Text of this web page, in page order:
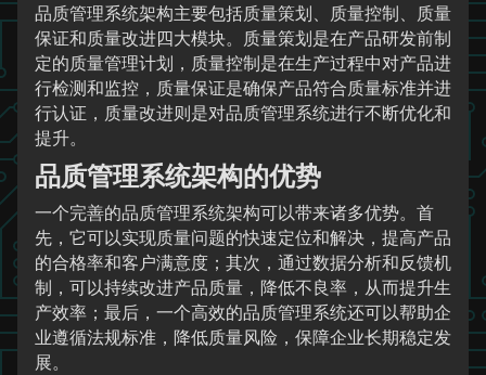
品质管理系统架构主要包括质量策划、质量控制、质量
保证和质量改进四大模块。质量策划是在产品研发前制
定的质量管理计划，质量控制是在生产过程中对产品进
行检测和监控，质量保证是确保产品符合质量标准并进
行认证，质量改进则是对品质管理系统进行不断优化和
提升。
品质管理系统架构的优势
一个完善的品质管理系统架构可以带来诸多优势。首
先，它可以实现质量问题的快速定位和解决，提高产品
的合格率和客户满意度；其次，通过数据分析和反馈机
制，可以持续改进产品质量，降低不良率，从而提升生
产效率；最后，一个高效的品质管理系统还可以帮助企
业遵循法规标准，降低质量风险，保障企业长期稳定发
展。